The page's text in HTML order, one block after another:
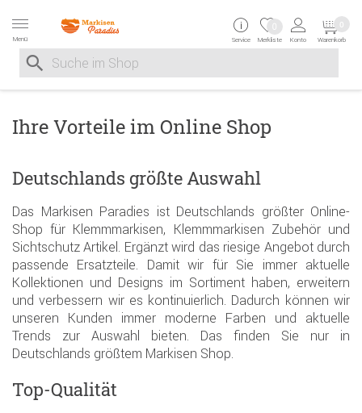
Menü
Suche nach
Suche im Shop, nach der Eingabe von 3 Buchstaben
Service Merkliste
0
Konto Warenkorb
0
Ihre Vorteile im Online Shop
Deutschlands größte Auswahl
Das Markisen Paradies ist Deutschlands größter Online-
Shop für Klemmmarkisen, Klemmmarkisen Zubehör und
Sichtschutz Artikel. Ergänzt wird das riesige Angebot durch
passende Ersatzteile. Damit wir für Sie immer aktuelle
Kollektionen und Designs im Sortiment haben, erweitern
und verbessern wir es kontinuierlich. Dadurch können wir
unseren Kunden immer moderne Farben und aktuelle
Trends zur Auswahl bieten. Das finden Sie nur in
Deutschlands größtem Markisen Shop.
Top-Qualität